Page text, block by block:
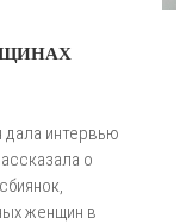
дала интервью
о
женщин в